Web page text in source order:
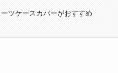
ツケースカバーがおすすめ